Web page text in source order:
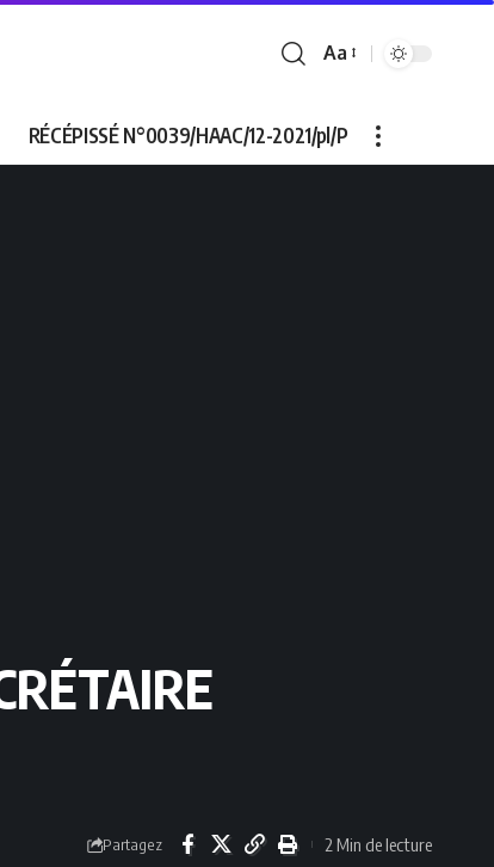
Font
Aa
RÉCÉPISSÉ N°0039/HAAC/12-2021/pl/P
Partagez 2 Min de lecture